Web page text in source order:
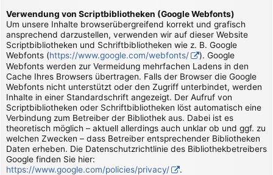
Verwendung von Scriptbibliotheken (Google Webfonts)
Um unsere Inhalte browserübergreifend korrekt und grafisch
ansprechend darzustellen, verwenden wir auf dieser Website
Scriptbibliotheken und Schriftbibliotheken wie z. B. Google
Webfonts (https://www.google.com/webfonts/
). Google
Webfonts werden zur Vermeidung mehrfachen Ladens in den
Cache Ihres Browsers übertragen. Falls der Browser die Google
Webfonts nicht unterstützt oder den Zugriff unterbindet, werden
Inhalte in einer Standardschrift angezeigt. Der Aufruf von
Scriptbibliotheken oder Schriftbibliotheken löst automatisch eine
Verbindung zum Betreiber der Bibliothek aus. Dabei ist es
theoretisch möglich – aktuell allerdings auch unklar ob und ggf. zu
welchen Zwecken – dass Betreiber entsprechender Bibliotheken
Daten erheben. Die Datenschutzrichtlinie des Bibliothekbetreibers
Google finden Sie hier:
https://www.google.com/policies/privacy/
.